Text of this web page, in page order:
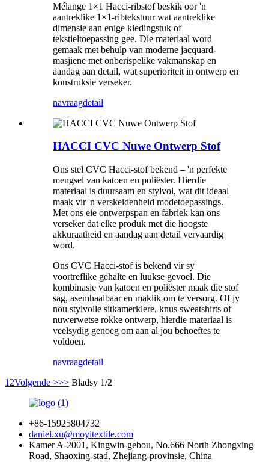
Mélange 1×1 Hacci-ribstof beskik oor 'n
aantreklike 1×1-ribtekstuur wat aantreklike
dimensie aan enige kledingstuk of
tekstieltoepassing gee. Die materiaal word
gemaak met behulp van moderne jacquard-
masjiene met onberispelike vakmanskap en
aandag aan detail, wat superioriteit in ontwerp en
konstruksie verseker.
navraagdetail
HACCI CVC Nuwe Ontwerp Stof
Ons stel CVC Hacci-stof bekend – 'n perfekte
mengsel van katoen en poliëster. Hierdie
materiaal is duursaam en stylvol, wat dit ideaal
maak vir 'n verskeidenheid modetoepassings.
Met ons eie ontwerpspan en fabriek kan ons
verseker dat elke produk met die hoogste
akkuraatheid en aandag aan detail vervaardig
word.
Ons CVC Hacci-stof is bekend vir sy
voortreflike gehalte en luukse gevoel. Die
kombinasie van katoen en poliëster maak die stof
sag, asemhaalbaar en maklik om te versorg. Of jy
nou stylvolle sitkamerklere, knus sweatshirts of
nuwerwetse rokke ontwerp, hierdie materiaal is
veelsydig genoeg om aan al jou behoeftes te
voldoen.
navraagdetail
1 2Volgende >>> Bladsy 1/2
+86-15925804732
daniel.xu@moyitextile.com
Kamer A-2001, Kingwin-gebou, No.666 North Zhongxing
Road, Shaoxing-stad, Zhejiang-provinsie, China